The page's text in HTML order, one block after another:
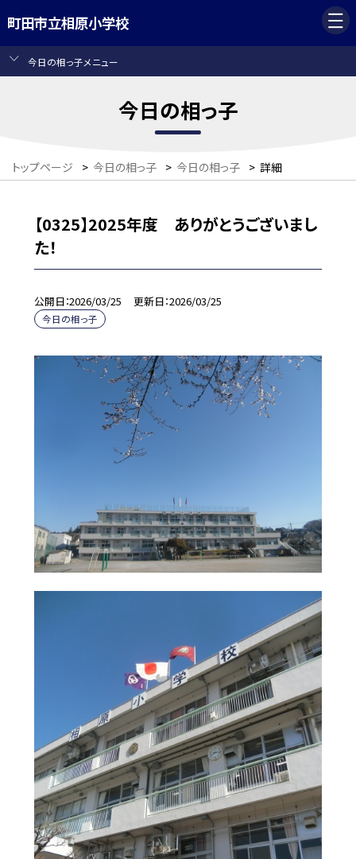
町田市立相原小学校
今日の相っ子メニュー
今日の相っ子
トップページ > 今日の相っ子 > 今日の相っ子 > 詳細
【0325】2025年度 ありがとうございまし
た！
公開日 2026/03/25 更新日 2026/03/25
今日の相っ子